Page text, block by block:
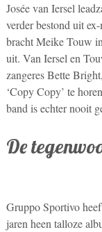
Josée van Iersel
verder bestond uit
bracht Meike Touw
uit. Van Iersel en
zangeres Bette
‘Copy Copy’ te
band is echter nooit
De
Gruppo Sportivo
jaren heen talloze